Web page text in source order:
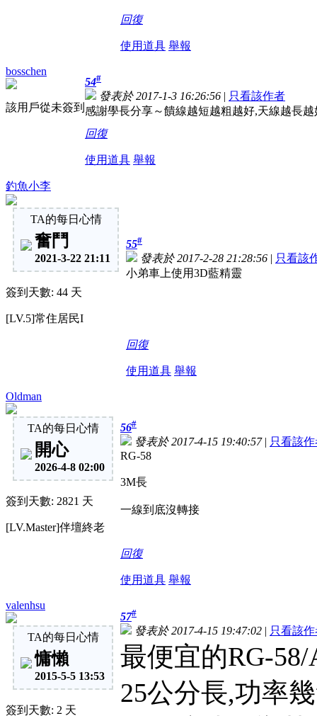
回復
使用道具 舉報
bosschen
該用戶從未簽到
54#
發表於 2017-1-3 16:26:56 | 只看該作者
感謝學長分享～饋線越短越粗越好,天線越長越
回復
使用道具 舉報
釣魚小李
TA的每日心情
奮鬥
2021-3-22 21:11
簽到天數: 44 天
[LV.5]常住居民I
55#
發表於 2017-2-28 21:28:56 | 只看該
小弟車上使用3D藍精靈
回復
使用道具 舉報
Oldman
TA的每日心情
開心
2026-4-8 02:00
簽到天數: 2821 天
[LV.Master]伴壇終老
56#
發表於 2017-4-15 19:40:57 | 只看該
RG-58
3M長
一線到底沒轉接
回復
使用道具 舉報
valenhsu
TA的每日心情
慵懶
2015-5-5 13:53
簽到天數: 2 天
57#
發表於 2017-4-15 19:47:02 | 只看該
最便宜的RG-
25公分長,功率